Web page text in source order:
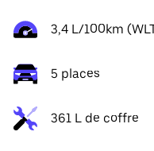
3,4 L/100km
5 places
361 L de coffre